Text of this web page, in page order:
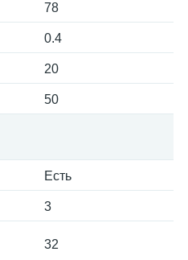
78
0.4
20
50
Есть
3
32